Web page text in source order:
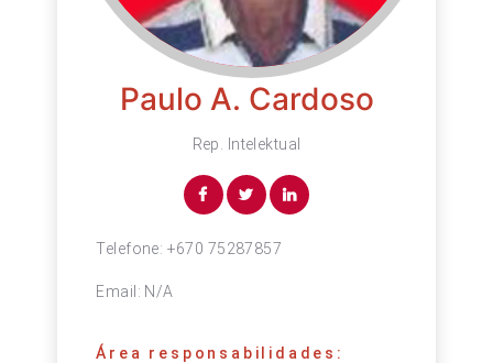
Paulo A. Cardoso
Rep. Intelektual
Telefone: +670 75287857
Email: N/A
Área responsabilidades: